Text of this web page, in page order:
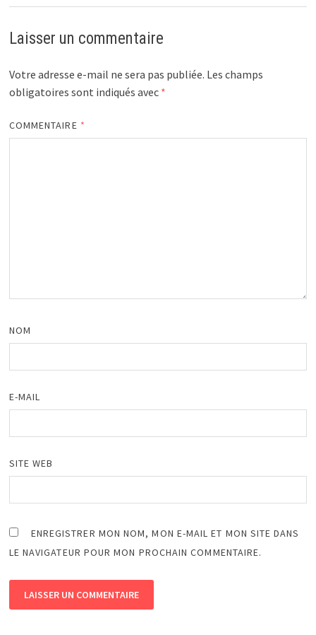
Laisser un commentaire
Votre adresse e-mail ne sera pas publiée. Les champs
obligatoires sont indiqués avec *
COMMENTAIRE *
NOM
E-MAIL
SITE WEB
ENREGISTRER MON NOM, MON E-MAIL ET MON SITE DANS
LE NAVIGATEUR POUR MON PROCHAIN COMMENTAIRE.